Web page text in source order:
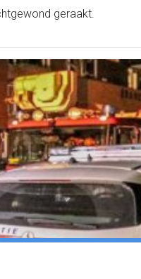
geraakt.